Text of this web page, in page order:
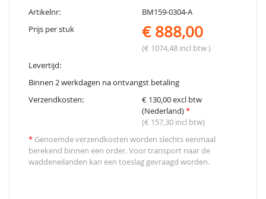
Artikelnr:
BM159-0304-A
Prijs per stuk
€ 888,00
(€ 1074,48 incl btw )
Levertijd:
Binnen 2 werkdagen na ontvangst betaling
Verzendkosten:
€ 130,00 excl btw
(Nederland)*
(€ 157,30 incl btw)
* Genoemde verzendkosten worden slechts eenmaal
berekend binnen een order. Voor transport naar de
waddeneilanden kan een toeslag gevraagd worden.